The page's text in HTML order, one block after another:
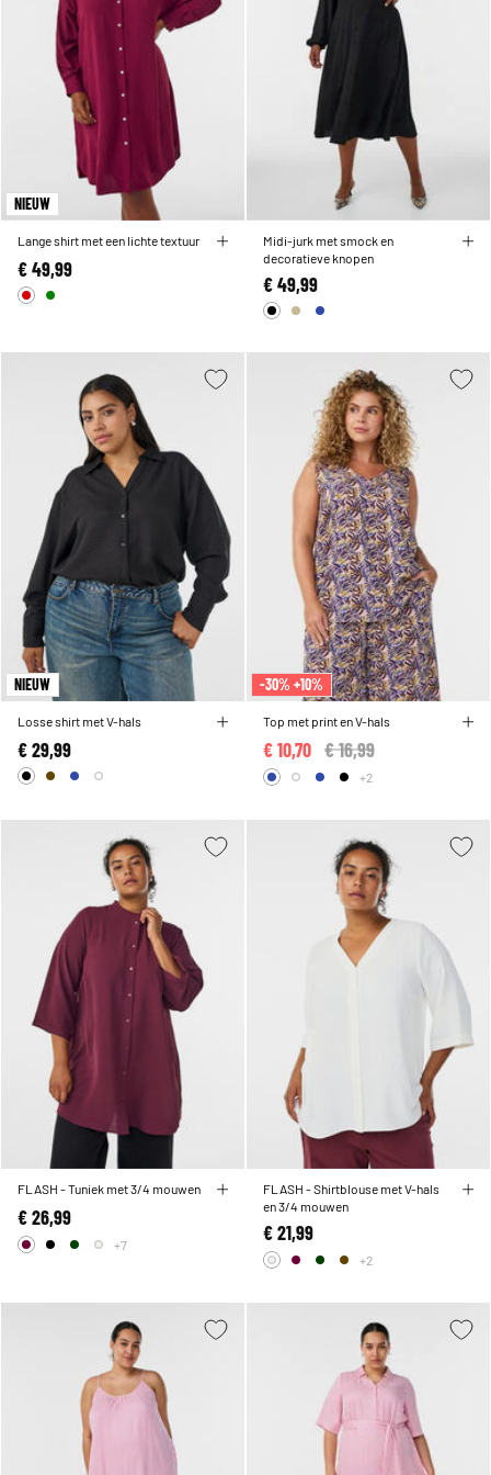
NIEUW
Lange shirt met een lichte textuur
€ 49,99
Midi-jurk met smock en
decoratieve knopen
€ 49,99
NIEUW
Losse shirt met V-hals
€ 29,99
-30% +10%
Top met print en V-hals
Price reduced from
€ 16,99
€ 10,70
+2
FLASH - Tuniek met 3/4 mouwen
€ 26,99
+7
FLASH - Shirtblouse met V-hals
en 3/4 mouwen
€ 21,99
+2